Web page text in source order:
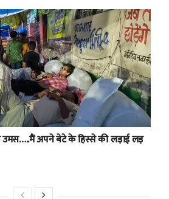
उमस…..मैं अपने बेटे के हिस्से की लड़ाई लड़